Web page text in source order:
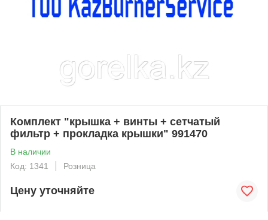
Комплект "крышка + винты + сетчатый
фильтр + прокладка крышки" 991470
В наличии
Код: 1341
Розница
Цену уточняйте